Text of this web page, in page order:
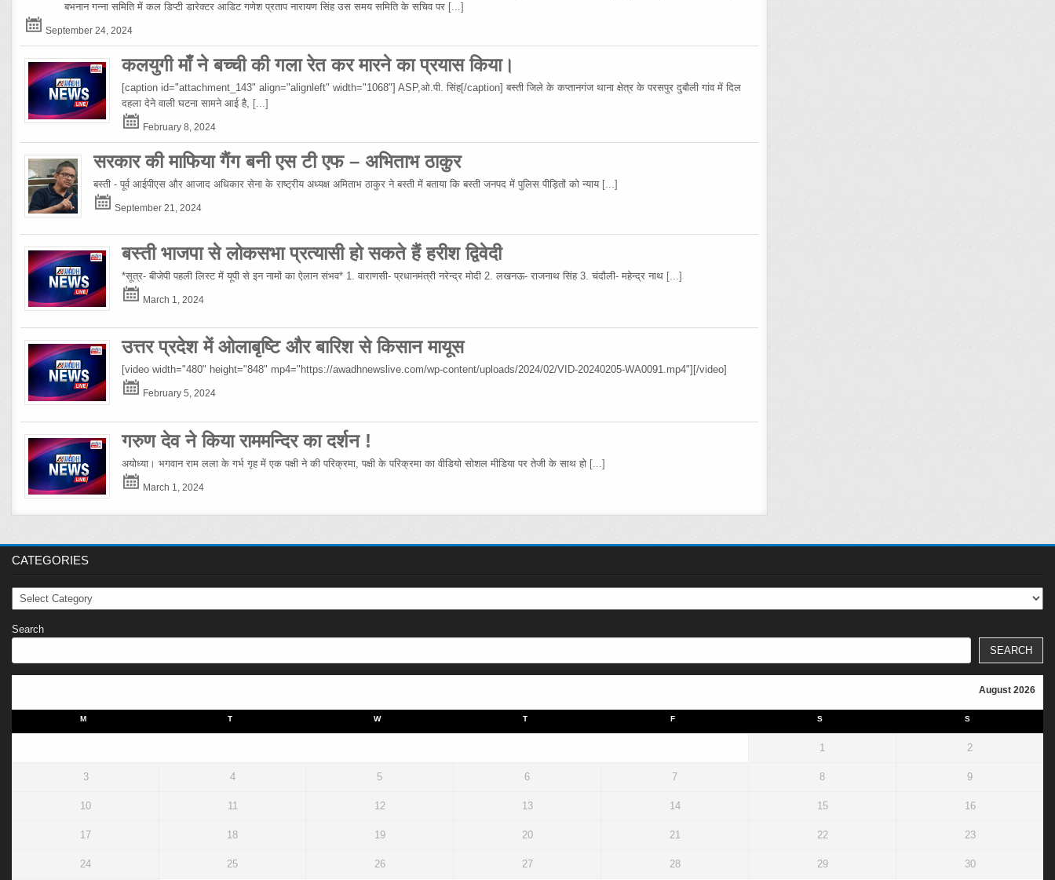
बभनान गन्ना समिति में कल डिप्टी डारेक्टर आडिट गणेश प्रताप नारायण सिंह उस समय समिति के सचिव पर [...]
September 24, 2024
कलयुगी माँ ने बच्ची की गला रेत कर मारने का प्रयास किया।
[caption id="attachment_143" align="alignleft" width="1068"] ASP,ओ.पी. सिंह[/caption] बस्ती जिले के कप्तानगंज थाना क्षेत्र के परसपुर दुबौली गांव में दिल
दहला देने वाली घटना सामने आई है, [...]
February 8, 2024
सरकार की माफिया गैंग बनी एस टी एफ – अभिताभ ठाकुर
बस्ती - पूर्व आईपीएस और आजाद अधिकार सेना के राष्ट्रीय अध्यक्ष अमिताभ ठाकुर ने बस्ती में बताया कि बस्ती जनपद में पुलिस पीड़ितों को न्याय [...]
September 21, 2024
बस्ती भाजपा से लोकसभा प्रत्यासी हो सकते हैं हरीश द्विवेदी
*सूत्र- बीजेपी पहली लिस्ट में यूपी से इन नामों का ऐलान संभव* 1. वाराणसी- प्रधानमंत्री नरेन्द्र मोदी 2. लखनऊ- राजनाथ सिंह 3. चंदौली- महेन्द्र नाथ [...]
March 1, 2024
उत्तर प्रदेश में ओलाबृष्टि और बारिश से किसान मायूस
[video width="480" height="848" mp4="https://awadhnewslive.com/wp-content/uploads/2024/02/VID-20240205-WA0091.mp4"][/video]
February 5, 2024
गरुण देव ने किया राममन्दिर का दर्शन !
अयोध्या। भगवान राम लला के गर्भ गृह में एक पक्षी ने की परिक्रमा, पक्षी के परिक्रमा का वीडियो सोशल मीडिया पर तेजी के साथ हो [...]
March 1, 2024
CATEGORIES
Categories
Search
SEARCH
August 2026
M T W T F S S
1 2
3 4 5 6 7 8 9
10 11 12 13 14 15 16
17 18 19 20 21 22 23
24 25 26 27 28 29 30